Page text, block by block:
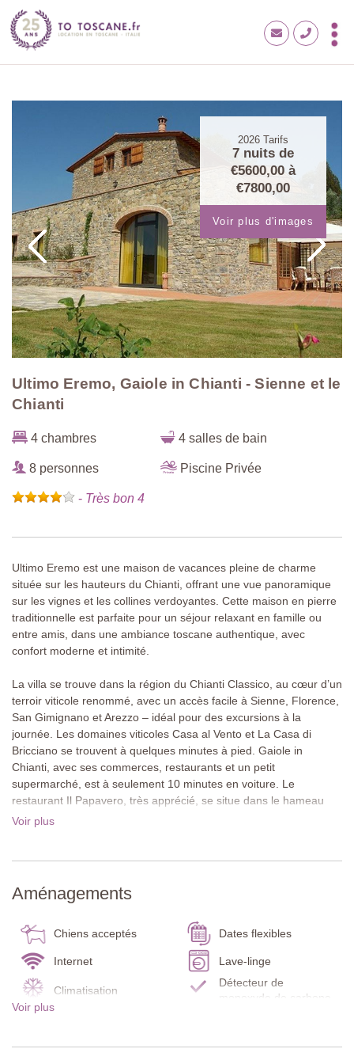
2026 Tarifs
7 nuits de
€5600,00 à
€7800,00
Voir plus d'images
Ultimo Eremo, Gaiole in Chianti - Sienne et le
Chianti
4 chambres 4 salles de bain
8 personnes Piscine Privée
- Très bon 4
Ultimo Eremo est une maison de vacances pleine de charme
située sur les hauteurs du Chianti, offrant une vue panoramique
sur les vignes et les collines verdoyantes. Cette maison en pierre
traditionnelle est parfaite pour un séjour relaxant en famille ou
entre amis, dans une ambiance toscane authentique, avec
confort moderne et intimité.
La villa se trouve dans la région du Chianti Classico, au cœur d’un
terroir viticole renommé, avec un accès facile à Sienne, Florence,
San Gimignano et Arezzo – idéal pour des excursions à la
journée. Les domaines viticoles Casa al Vento et La Casa di
Bricciano se trouvent à quelques minutes à pied. Gaiole in
Chianti, avec ses commerces, restaurants et un petit
supermarché, est à seulement 10 minutes en voiture. Le
restaurant Il Papavero, très apprécié, se situe dans le hameau
voisin de Barbischio, accessible en une vingtaine de minutes à
Ultimo Eremo profite d'un environnement calme et rural, parfait
gastronomiques de la Toscane.
et deuxième étage. Elle dispose d’une terrasse couverte en
hauteur avec une vue superbe, ainsi qu’une seconde terrasse
meublée et couverte, attenante à la maison – idéale pour les
repas en plein air ou les soirées tranquilles.
Les intérieurs sont lumineux et aménagés avec soin. Sols en terre
grandes fenêtres donnant sur la campagne environnante créent
Voir plus
Aménagements
Chiens acceptés Dates flexibles
Internet Lave-linge
Climatisation
Détecteur de
monoxyde de carbone
Voir plus